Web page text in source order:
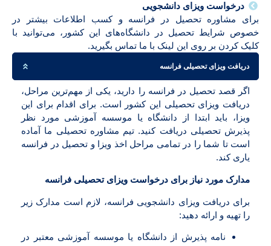
درخواست ویزای دانشجویی
برای مشاوره تحصیل در فرانسه و کسب اطلاعات بیشتر در
خصوص شرایط تحصیل در دانشگاه‌های این کشور، می‌توانید با
کلیک کردن بر روی این لینک با ما تماس بگیرید.
دریافت ویزای تحصیلی فرانسه
اگر قصد تحصیل در فرانسه را دارید، یکی از مهم‌ترین مراحل،
دریافت ویزای تحصیلی این کشور است. برای اقدام برای این
ویزا، باید ابتدا از دانشگاه یا موسسه آموزشی مورد نظر
پذیرش تحصیلی دریافت کنید. تیم مشاوره تحصیلی ما آماده
است تا شما را در تمامی مراحل اخذ ویزا و تحصیل در فرانسه
یاری کند.
مدارک مورد نیاز برای درخواست ویزای تحصیلی فرانسه
برای دریافت ویزای دانشجویی فرانسه، لازم است مدارک زیر
را تهیه و ارائه دهید:
نامه پذیرش از دانشگاه یا موسسه آموزشی معتبر در